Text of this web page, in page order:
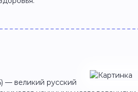
— великий русский